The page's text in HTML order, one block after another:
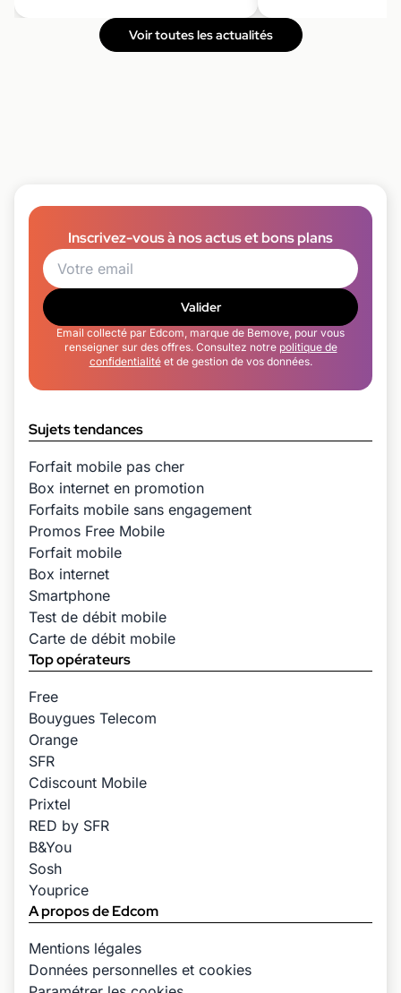
Voir toutes les actualités
Inscrivez-vous à nos actus et bons plans
Valider
Email collecté par Edcom, marque de Bemove, pour vous
renseigner sur des offres. Consultez notre politique de
confidentialitéet de gestion de vos données.
Sujets tendances
Forfait mobile pas cher
Box internet en promotion
Forfaits mobile sans engagement
Promos Free Mobile
Forfait mobile
Box internet
Smartphone
Test de débit mobile
Carte de débit mobile
Top opérateurs
Free
Bouygues Telecom
Orange
SFR
Cdiscount Mobile
Prixtel
RED by SFR
B&You
Sosh
Youprice
A propos de Edcom
Mentions légales
Données personnelles et cookies